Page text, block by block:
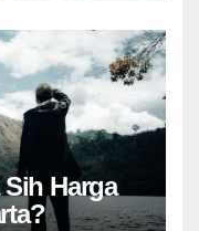
Harga